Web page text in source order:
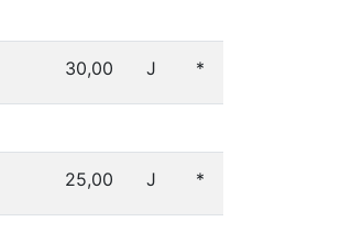
30,00 J *
25,00 J *